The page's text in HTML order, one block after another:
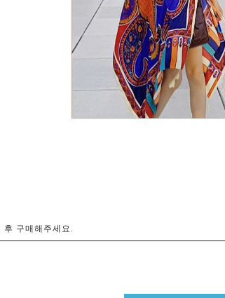
후 구매해주세요.